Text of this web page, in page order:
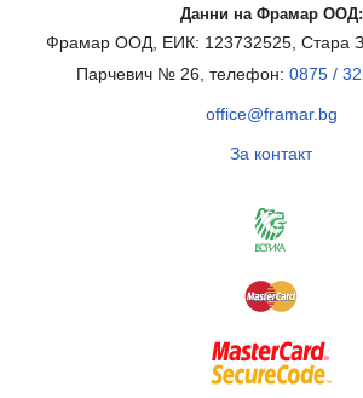
Данни на Фрамар ООД:
Фрамар ООД, ЕИК: 123732525, Стара
Парчевич № 26, телефон: 0875 /
office@framar.bg
За контакт